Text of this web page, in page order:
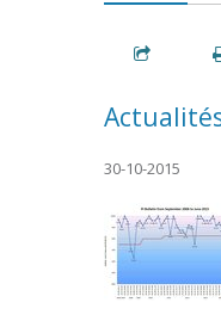
30-10-2015